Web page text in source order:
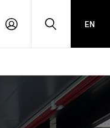
PŘIHLÁSITHLEDAT
EN